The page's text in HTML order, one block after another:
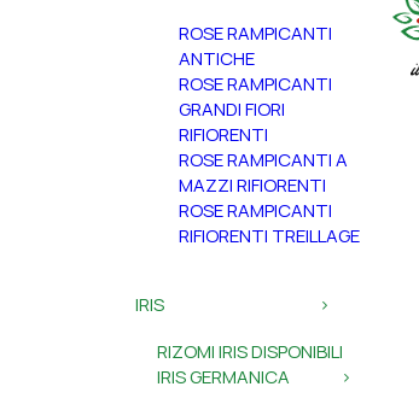
ROSE RAMPICANTI
ANTICHE
ROSE RAMPICANTI
GRANDI FIORI
RIFIORENTI
ROSE RAMPICANTI A
MAZZI RIFIORENTI
ROSE RAMPICANTI
RIFIORENTI TREILLAGE
IRIS
RIZOMI IRIS DISPONIBILI
IRIS GERMANICA